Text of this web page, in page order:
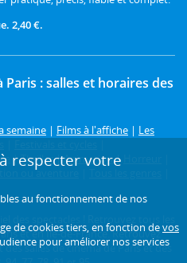
2,40 €.
: salles et horaires des
semaine | Films à l'affiche | Les
|Thriller|Animation|
ou aventure
des spectacles ! Retrouvez tous les
et en Île-de-France. Retrouvez
salles de cinéma de Paris et des
respecter votre
au fonctionnement de nos
de cookies tiers, en fonction devos
pour améliorer nos services